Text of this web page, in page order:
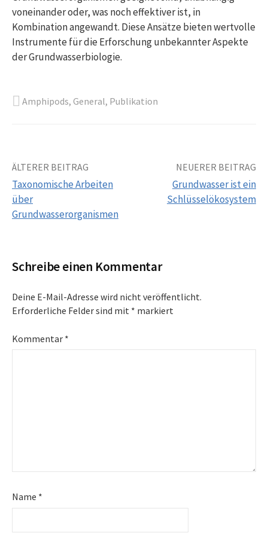
voneinander oder, was noch effektiver ist, in
Kombination angewandt. Diese Ansätze bieten wertvolle
Instrumente für die Erforschung unbekannter Aspekte
der Grundwasserbiologie.
Amphipods, General, Publikation
Beitrags-
Navigation
ÄLTERER BEITRAG
Taxonomische Arbeiten
über
Grundwasserorganismen
NEUERER BEITRAG
Grundwasser ist ein
Schlüsselökosystem
Schreibe einen Kommentar
Deine E-Mail-Adresse wird nicht veröffentlicht.
Erforderliche Felder sind mit * markiert
Kommentar *
Name *